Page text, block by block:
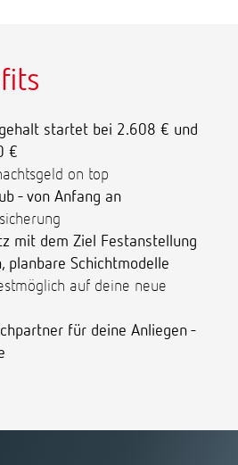
startet bei 2.608 € und
€
on top
- von Anfang an
mit dem Ziel Festanstellung
planbare Schichtmodelle
auf deine neue
für deine Anliegen -